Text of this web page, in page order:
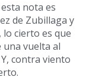
nota es
de Zubillaga y
lo cierto es que
una vuelta al
contra viento